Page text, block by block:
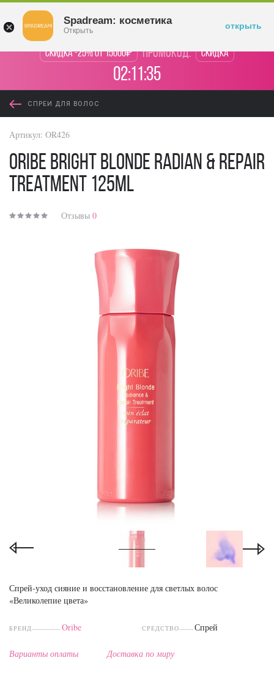
Скидка -25% от 15000₽ промокод: Скидка
02:11:35
СПРЕИ ДЛЯ ВОЛОС
Артикул: OR426
Oribe Bright Blonde Radian & Repair
Treatment 125ml
Отзывы 0
Спрей-уход сияние и восстановление для светлых волос
«Великолепие цвета»
БРЕНД Oribe СРЕДСТВО Спрей
Варианты оплаты Доставка по миру
Spadream: косметика
Открыть открыть